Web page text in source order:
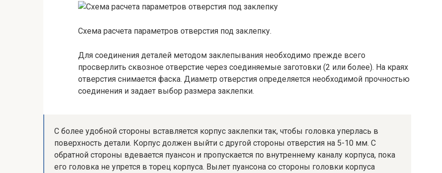
Схема расчета параметров отверстия под заклепку.
Для соединения деталей методом заклепывания необходимо прежде всего
просверлить сквозное отверстие через соединяемые заготовки (2 или более). На краях
отверстия снимается фаска. Диаметр отверстия определяется необходимой прочностью
соединения и задает выбор размера заклепки.
С более удобной стороны вставляется корпус заклепки так, чтобы головка уперлась в
поверхность детали. Корпус должен выйти с другой стороны отверстия на 5-10 мм. С
обратной стороны вдевается пуансон и пропускается по внутреннему каналу корпуса, пока
его головка не упрется в торец корпуса. Вылет пуансона со стороны головки корпуса